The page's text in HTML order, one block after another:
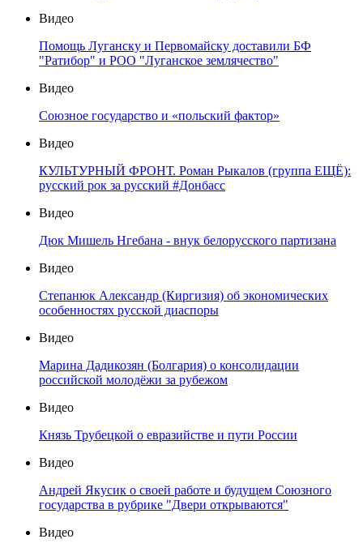
Видео
Помощь Луганску и Первомайску доставили БФ
"Ратибор" и РОО "Луганское землячество"
Видео
Союзное государство и «польский фактор»
Видео
КУЛЬТУРНЫЙ ФРОНТ. Роман Рыкалов (группа ЕЩЁ):
русский рок за русский #Донбасс
Видео
Дюк Мишель Нгебана - внук белорусского партизана
Видео
Степанюк Александр (Киргизия) об экономических
особенностях русской диаспоры
Видео
Марина Дадикозян (Болгария) о консолидации
российской молодёжи за рубежом
Видео
Князь Трубецкой о евразийстве и пути России
Видео
Андрей Якусик о своей работе и будущем Союзного
государства в рубрике "Двери открываются"
Видео